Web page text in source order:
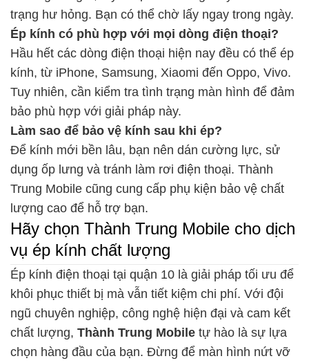
trạng hư hỏng. Bạn có thể chờ lấy ngay trong ngày.
Ép kính có phù hợp với mọi dòng điện thoại?
Hầu hết các dòng điện thoại hiện nay đều có thể ép
kính, từ iPhone, Samsung, Xiaomi đến Oppo, Vivo.
Tuy nhiên, cần kiểm tra tình trạng màn hình để đảm
bảo phù hợp với giải pháp này.
Làm sao để bảo vệ kính sau khi ép?
Để kính mới bền lâu, bạn nên dán cường lực, sử
dụng ốp lưng và tránh làm rơi điện thoại. Thành
Trung Mobile cũng cung cấp phụ kiện bảo vệ chất
lượng cao để hỗ trợ bạn.
Hãy chọn Thành Trung Mobile cho dịch
vụ ép kính chất lượng
Ép kính điện thoại tại quận 10 là giải pháp tối ưu để
khôi phục thiết bị mà vẫn tiết kiệm chi phí. Với đội
ngũ chuyên nghiệp, công nghệ hiện đại và cam kết
chất lượng, Thành Trung Mobile tự hào là sự lựa
chọn hàng đầu của bạn. Đừng để màn hình nứt vỡ